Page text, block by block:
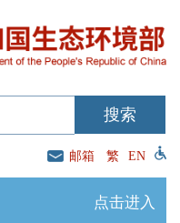
邮箱 繁 EN
点击进入